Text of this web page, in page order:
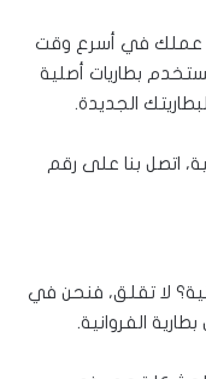
عملك في أسرع وقت
بطاريات أصلية
الجديدة.
اتصل بنا على رقم
لا تقلق، فنحن في
الفروانية.